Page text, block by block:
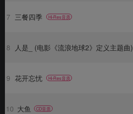
7 三餐四季 Hi-Res音质
8 人是_ (电影《流浪地球2》定义主题曲)
9 花开忘忧 Hi-Res音质
10 大鱼 CD音质